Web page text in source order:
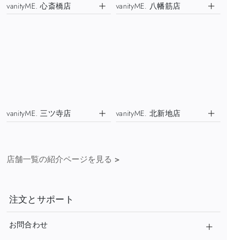
vanityME. 心斎橋店 vanityME. 八幡筋店
vanityME. 三ツ寺店 vanityME. 北新地店
店舗一覧の紹介ページを見る >
注文とサポート
お問合わせ